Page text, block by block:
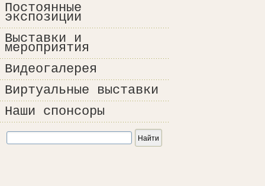
Постоянные
экспозиции
Выставки и
мероприятия
Видеогалерея
Виртуальные выставки
Наши спонсоры